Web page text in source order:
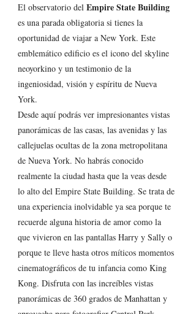
El observatorio del Empire State Building
es una parada obligatoria si tienes la
oportunidad de viajar a New York. Este
emblemático edificio es el icono del skyline
neoyorkino y un testimonio de la
ingeniosidad, visión y espíritu de Nueva
York.
Desde aquí podrás ver impresionantes vistas
panorámicas de las casas, las avenidas y las
callejuelas ocultas de la zona metropolitana
de Nueva York. No habrás conocido
realmente la ciudad hasta que la veas desde
lo alto del Empire State Building. Se trata de
una experiencia inolvidable ya sea porque te
recuerde alguna historia de amor como la
que vivieron en las pantallas Harry y Sally o
porque te lleve hasta otros míticos momentos
cinematográficos de tu infancia como King
Kong. Disfruta con las increíbles vistas
panorámicas de 360 grados de Manhattan y